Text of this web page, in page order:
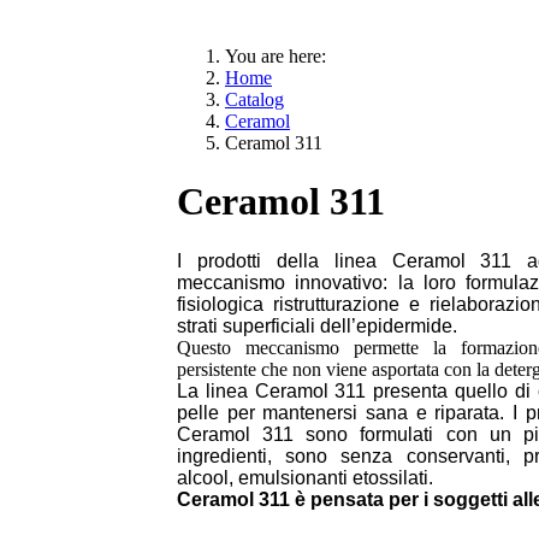
You are here:
Home
Catalog
Ceramol
Ceramol 311
Ceramol 311
I prodotti della linea Ceramol 311
meccanismo innovativo: la loro
fisiologica ristrutturazione e
strati superficiali dell’epidermide.
Questo meccanismo permette la
persistente che non viene asportata con la
La linea Ceramol 311 presenta quello
pelle per mantenersi sana e riparata. I
Ceramol 311 sono formulati con un
ingredienti, sono senza conservanti,
alcool, emulsionanti etossilati.
Ceramol 311 è pensata per i soggetti